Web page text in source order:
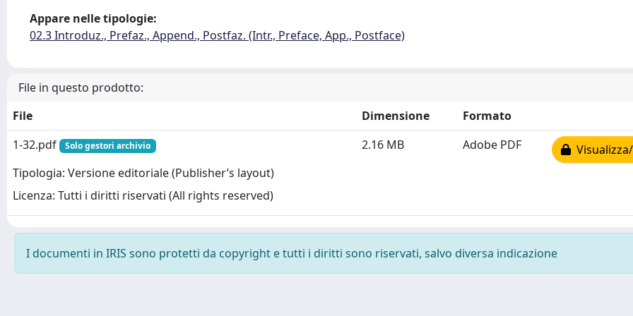
Appare nelle tipologie:
02.3 Introduz., Prefaz., Append., Postfaz. (Intr., Preface, App., Postface)
File in questo prodotto:
File
Dimensione
Formato
1-32.pdf
Solo gestori archivio
Tipologia: Versione editoriale (Publisher’s layout)
Licenza: Tutti i diritti riservati (All rights reserved)
2.16 MB Adobe PDF
I documenti in IRIS sono protetti da copyright e tutti i diritti sono riservati, salvo diversa indicazione